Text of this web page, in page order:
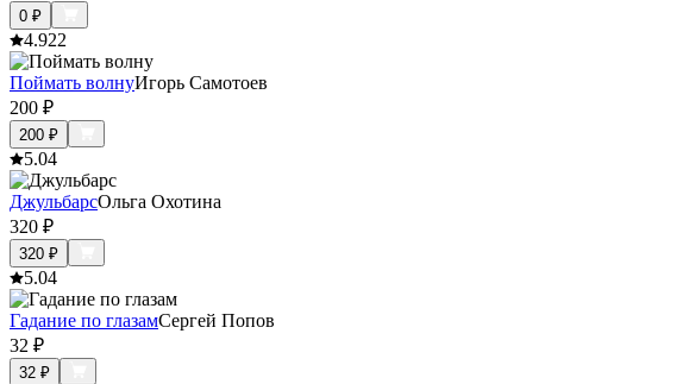
0 ₽
4.922
Поймать волнуИгорь Самотоев
200 ₽
200 ₽
5.04
ДжульбарсОльга Охотина
320 ₽
320 ₽
5.04
Гадание по глазамСергей Попов
32 ₽
32 ₽